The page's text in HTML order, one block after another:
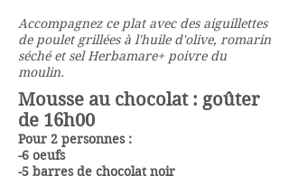
Accompagnez ce plat avec des aiguillettes
de poulet grillées à l'huile d'olive, romarin
séché et sel Herbamare+ poivre du
moulin.
Mousse au chocolat : goûter
de 16h00
Pour 2 personnes :
-6 oeufs
-5 barres de chocolat noir